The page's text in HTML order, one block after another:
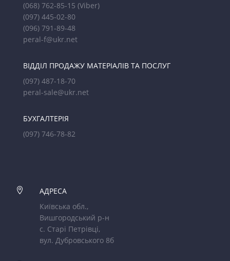
(068) 762-85-15 (Viber)
(097) 445-02-80
(096) 791-89-48
peral-f@ukr.net
ВІДДІЛ ПРОДАЖУ МАТЕРІАЛІВ ТА ПОСЛУГ
(097) 487-18-70
peral-sale@ukr.net
БУХГАЛТЕРІЯ
(097) 746-78-82

АДРЕСА
Київська обл.,
Вишгородський р-н
с. Старі Петрівці,
вул. Дубровського 8б